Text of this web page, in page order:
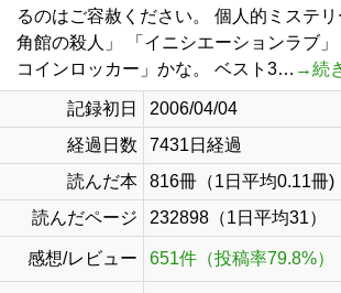
るのはご容赦ください。 個人的ミステ
角館の殺人」 「イニシエーションラブ
コインロッカー」かな。 ベスト3… →続
記録初日
2006/04/04
経過日数
7431日経過
読んだ本
816冊（1日平均0.11冊)
読んだページ
232898（1日平均31）
感想/レビュー 651件（投稿率79.8%）